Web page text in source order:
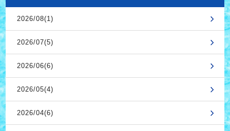
2026/08(1)
2026/07(5)
2026/06(6)
2026/05(4)
2026/04(6)